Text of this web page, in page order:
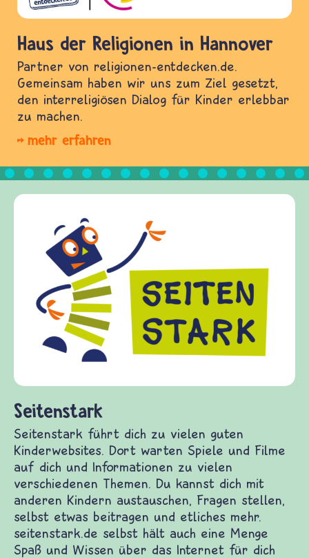
Haus der Religionen in Hannover
Partner von religionen-entdecken.de.
Gemeinsam haben wir uns zum Ziel gesetzt,
den interreligiösen Dialog für Kinder erlebbar
zu machen.
mehr erfahren
Seitenstark
Seitenstark führt dich zu vielen guten
Kinderwebsites. Dort warten Spiele und Filme
auf dich und Informationen zu vielen
verschiedenen Themen. Du kannst dich mit
anderen Kindern austauschen, Fragen stellen,
selbst etwas beitragen und etliches mehr.
seitenstark.de selbst hält auch eine Menge Spaß
und Wissen über das Internet für dich bereit.